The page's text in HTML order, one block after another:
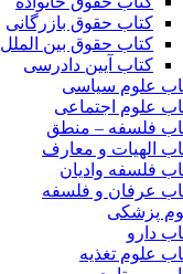
کتاب حقوق بازرگانی
کتاب حقوق بین الملل
کتاب آیین دادرسی
علوم سیاسی
علوم اجتماعی
فلسفه – منطق
الهیات و معارف
فلسفه وادیان
عرفان و فلسفه
پزشکی
دارو
علوم تغذیه